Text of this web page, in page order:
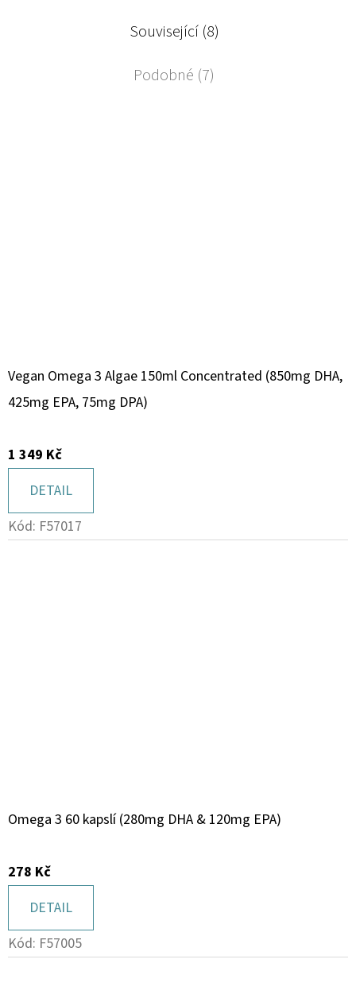
Související (8)
Podobné (7)
Vegan Omega 3 Algae 150ml Concentrated (850mg DHA,
425mg EPA, 75mg DPA)
1 349 Kč
DETAIL
Kód: F57017
Omega 3 60 kapslí (280mg DHA & 120mg EPA)
278 Kč
DETAIL
Kód: F57005